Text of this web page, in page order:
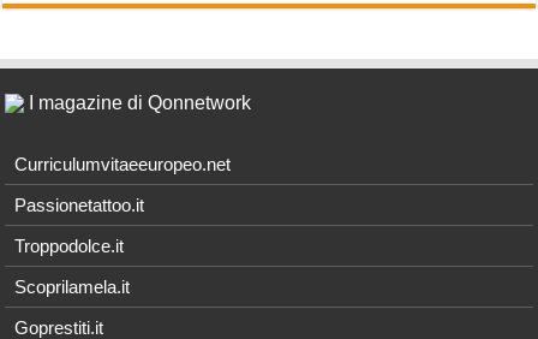
I magazine di Qonnetwork
Curriculumvitaeeuropeo.net
Passionetattoo.it
Troppodolce.it
Scoprilamela.it
Goprestiti.it